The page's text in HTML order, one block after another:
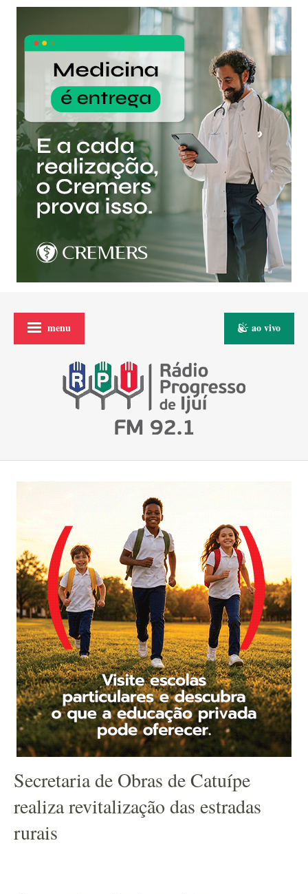
menu ao vivo
Secretaria de Obras de Catuípe
realiza revitalização das estradas
rurais